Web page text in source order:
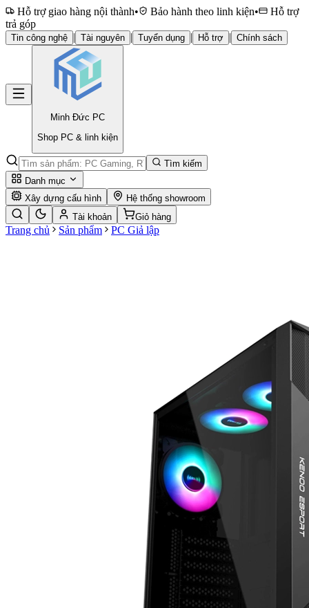
Hỗ trợ giao hàng nội thành• Bảo hành theo linh kiện•
Hỗ trợ
trả góp
Tin công nghệ | Tài nguyên | Tuyển dụng | Hỗ trợ | Chính sách
Minh Đức PC
Shop PC & linh kiện
Tìm kiếm
Danh mục
Xây dựng cấu hình
Hệ thống showroom
Tài khoản
Giỏ hàng
Trang chủ Sản phẩm PC Giả lập